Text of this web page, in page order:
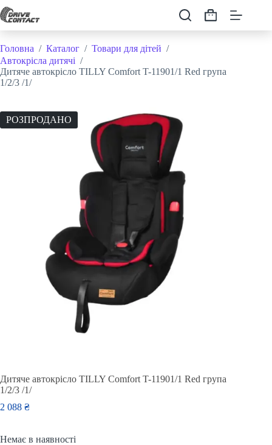
Перейти
до
Кошик
Головна / Каталог / Товари для дітей /
Автокрісла дитячі /
Дитяче автокрісло TILLY Comfort T-11901/1 Red група
1/2/3 /1/
РОЗПРОДАНО
Дитяче автокрісло TILLY Comfort T-11901/1 Red група
1/2/3 /1/
2 088 ₴
Немає в наявності